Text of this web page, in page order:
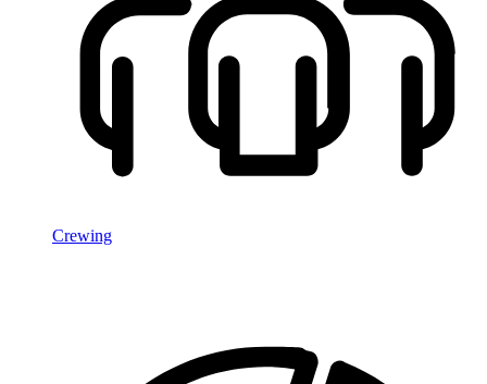
Crewing